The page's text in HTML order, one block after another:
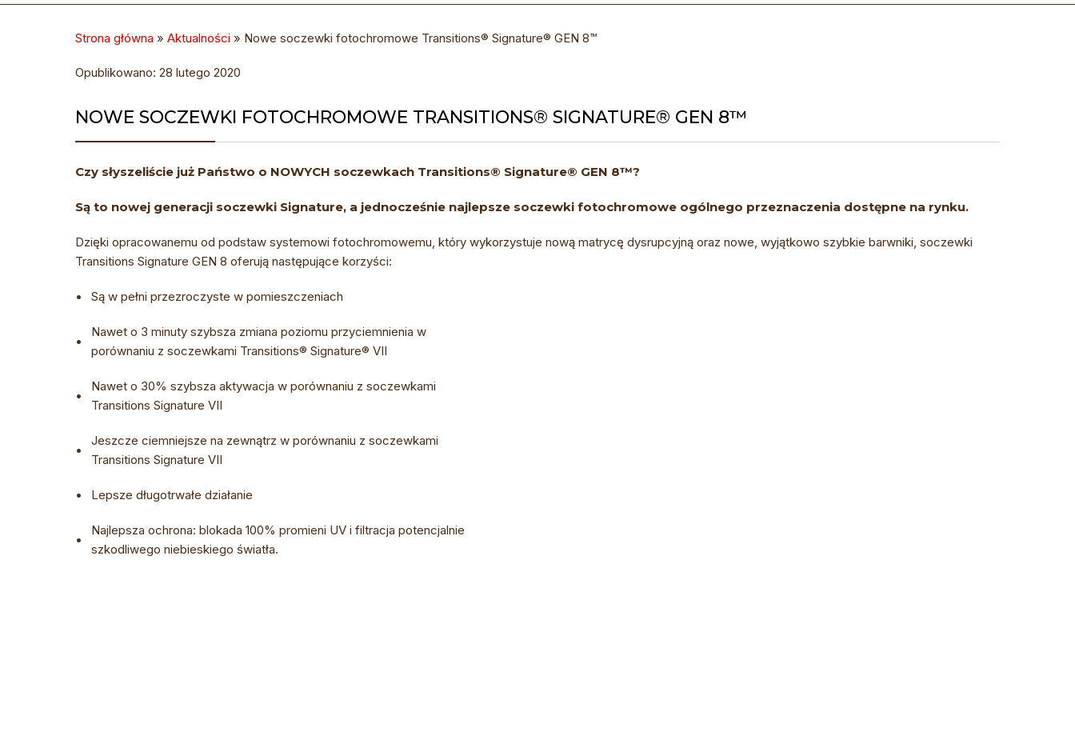
Strona główna » Aktualności » Nowe soczewki fotochromowe Transitions® Signature® GEN 8™
Opublikowano: 28 lutego 2020
NOWE SOCZEWKI FOTOCHROMOWE TRANSITIONS® SIGNATURE® GEN 8™
Czy słyszeliście już Państwo o NOWYCH soczewkach Transitions® Signature® GEN 8™?
Są to nowej generacji soczewki Signature, a jednocześnie najlepsze soczewki fotochromowe ogólnego przeznaczenia dostępne na rynku.
Dzięki opracowanemu od podstaw systemowi fotochromowemu, który wykorzystuje nową matrycę dysrupcyjną oraz nowe, wyjątkowo szybkie barwniki, soczewki
Transitions Signature GEN 8 oferują następujące korzyści:
• Są w pełni przezroczyste w pomieszczeniach
•
Nawet o 3 minuty szybsza zmiana poziomu przyciemnienia w
porównaniu z soczewkami Transitions® Signature® VII
•
Nawet o 30% szybsza aktywacja w porównaniu z soczewkami
Transitions Signature VII
•
Jeszcze ciemniejsze na zewnątrz w porównaniu z soczewkami
Transitions Signature VII
• Lepsze długotrwałe działanie
•
Najlepsza ochrona: blokada 100% promieni UV i filtracja potencjalnie
szkodliwego niebieskiego światła.